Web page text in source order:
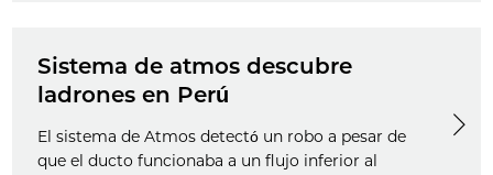
Sistema de atmos descubre
ladrones en Perú
El sistema de Atmos detectó un robo a pesar de
que el ducto funcionaba a un flujo inferior al